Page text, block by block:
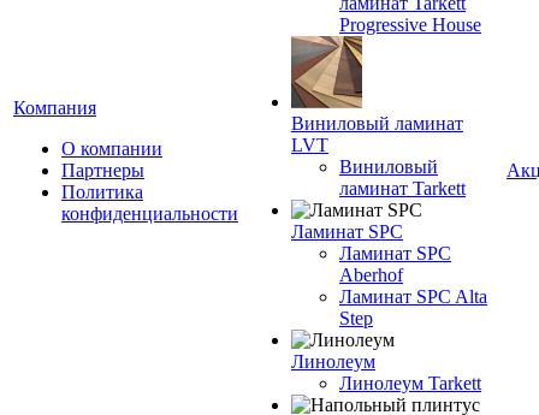
Компания
О компании
Партнеры
Политика
конфиденциальности
Progressive House
Виниловый ламинат
LVT
Виниловый
ламинат Tarkett
Ламинат SPC
Ламинат SPC
Aberhof
Ламинат SPC Alta
Step
Линолеум
Линолеум Tarkett